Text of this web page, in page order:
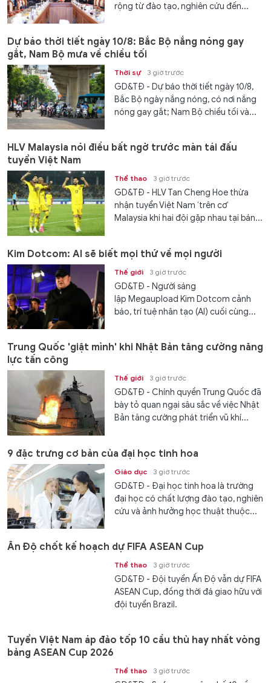
rộng từ đào tạo, nghiên cứu đến...
Dự báo thời tiết ngày 10/8: Bắc Bộ nắng nóng gay
gắt, Nam Bộ mưa về chiều tối
Thời sự 3 giờ trước
GD&TĐ - Dự báo thời tiết ngày 10/8,
Bắc Bộ ngày nắng nóng, có nơi nắng
nóng gay gắt; Nam Bộ chiều tối và...
HLV Malaysia nói điều bất ngờ trước màn tái đấu
tuyển Việt Nam
Thể thao 3 giờ trước
GD&TĐ - HLV Tan Cheng Hoe thừa
nhận tuyển Việt Nam ‘trên cơ’
Malaysia khi hai đội gặp nhau tại bán...
Kim Dotcom: AI sẽ biết mọi thứ về mọi người
Thế giới 3 giờ trước
GD&TĐ - Người sáng
lập Megaupload Kim Dotcom cảnh
báo, trí tuệ nhân tạo (AI) cuối cùng...
Trung Quốc 'giật mình' khi Nhật Bản tăng cường năng
lực tấn công
Thế giới 3 giờ trước
GD&TĐ - Chính quyền Trung Quốc đã
bày tỏ quan ngại sâu sắc về việc Nhật
Bản tăng cường phát triển vũ khí...
9 đặc trưng cơ bản của đại học tinh hoa
Giáo dục 3 giờ trước
GD&TĐ - Đại học tinh hoa là trường
đại học có chất lượng đào tạo, nghiên
cứu và ảnh hưởng học thuật thuộc...
Ấn Độ chốt kế hoạch dự FIFA ASEAN Cup
Thể thao 3 giờ trước
GD&TĐ - Đội tuyển Ấn Độ vẫn dự FIFA
ASEAN Cup, đồng thời đá giao hữu với
đội tuyển Brazil.
Tuyển Việt Nam áp đảo tốp 10 cầu thủ hay nhất vòng
bảng ASEAN Cup 2026
Thể thao 3 giờ trước